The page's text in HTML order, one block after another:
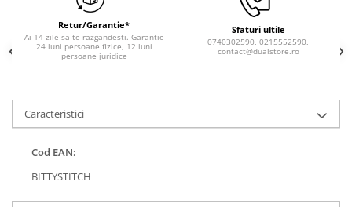
Retur/Garantie*
Ai 14 zile sa te razgandesti. Garantie
24 luni persoane fizice, 12 luni
persoane juridice
Sfaturi ultile
0740302590, 0215552590,
contact@dualstore.ro
Caracteristici
Cod EAN:
BITTYSTITCH